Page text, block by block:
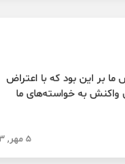
بر این بود که با اعتراض
واکنش به خواسته‌های ما
5 مهر, 1403